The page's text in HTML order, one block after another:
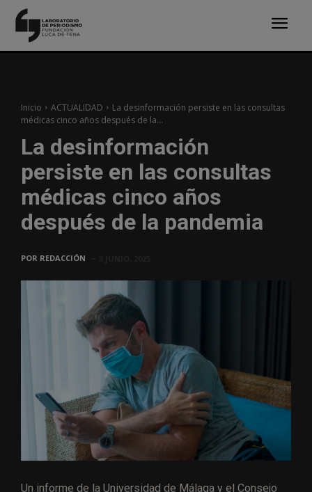
Inicio ACTUALIDAD
La desinformación persiste en las consultas
médicas cinco años después de la...
La desinformación
persiste en las consultas
médicas cinco años
después de la pandemia
POR REDACCIÓN
Un informe de la Universidad de Málaga y el Consejo